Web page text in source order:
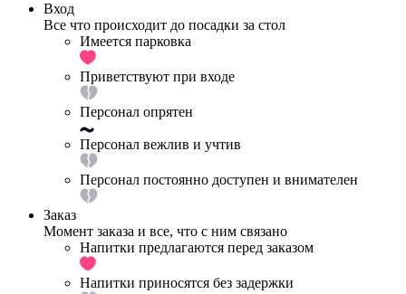
Вход
Все что происходит до посадки за стол
Имеется парковка
Приветствуют при входе
Персонал опрятен
Персонал вежлив и учтив
Персонал постоянно доступен и внимателен
Заказ
Момент заказа и все, что с ним связано
Напитки предлагаются перед заказом
Напитки приносятся без задержки